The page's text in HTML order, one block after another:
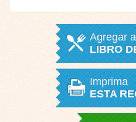
Agregar
LIBRO
Imprima
ESTA